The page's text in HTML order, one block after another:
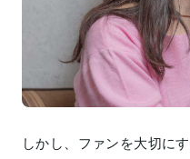
しかし、ファンを大切に